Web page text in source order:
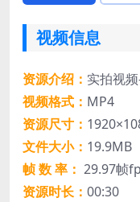
视频信息
资源介绍： 实拍视
视频格式： MP4
资源尺寸：
文件大小： 19.9MB
帧 数 率： 29.97帧
资源时长： 00:30